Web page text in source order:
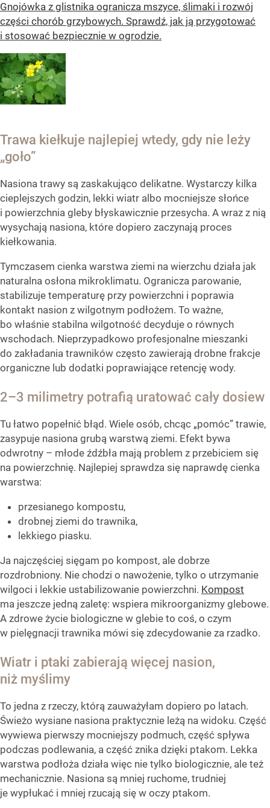
Gnojówka z glistnika ogranicza mszyce, ślimaki i rozwój
części chorób grzybowych. Sprawdź, jak ją przygotować
i stosować bezpiecznie w ogrodzie.
Trawa kiełkuje najlepiej wtedy, gdy nie leży
„goło”
Nasiona trawy są zaskakująco delikatne. Wystarczy kilka
cieplejszych godzin, lekki wiatr albo mocniejsze słońce
i powierzchnia gleby błyskawicznie przesycha. A wraz z nią
wysychają nasiona, które dopiero zaczynają proces
kiełkowania.
Tymczasem cienka warstwa ziemi na wierzchu działa jak
naturalna osłona mikroklimatu. Ogranicza parowanie,
stabilizuje temperaturę przy powierzchni i poprawia
kontakt nasion z wilgotnym podłożem. To ważne,
bo właśnie stabilna wilgotność decyduje o równych
wschodach. Nieprzypadkowo profesjonalne mieszanki
do zakładania trawników często zawierają drobne frakcje
organiczne lub dodatki poprawiające retencję wody.
2–3 milimetry potrafią uratować cały dosiew
Tu łatwo popełnić błąd. Wiele osób, chcąc „pomóc” trawie,
zasypuje nasiona grubą warstwą ziemi. Efekt bywa
odwrotny – młode źdźbła mają problem z przebiciem się
na powierzchnię. Najlepiej sprawdza się naprawdę cienka
warstwa:
przesianego kompostu,
drobnej ziemi do trawnika,
lekkiego piasku.
Ja najczęściej sięgam po kompost, ale dobrze
rozdrobniony. Nie chodzi o nawożenie, tylko o utrzymanie
wilgoci i lekkie ustabilizowanie powierzchni. Kompost
ma jeszcze jedną zaletę: wspiera mikroorganizmy glebowe.
A zdrowe życie biologiczne w glebie to coś, o czym
w pielęgnacji trawnika mówi się zdecydowanie za rzadko.
Wiatr i ptaki zabierają więcej nasion,
niż myślimy
To jedna z rzeczy, którą zauważyłam dopiero po latach.
Świeżo wysiane nasiona praktycznie leżą na widoku. Część
wywiewa pierwszy mocniejszy podmuch, część spływa
podczas podlewania, a część znika dzięki ptakom. Lekka
warstwa podłoża działa więc nie tylko biologicznie, ale też
mechanicznie. Nasiona są mniej ruchome, trudniej
je wypłukać i mniej rzucają się w oczy ptakom.